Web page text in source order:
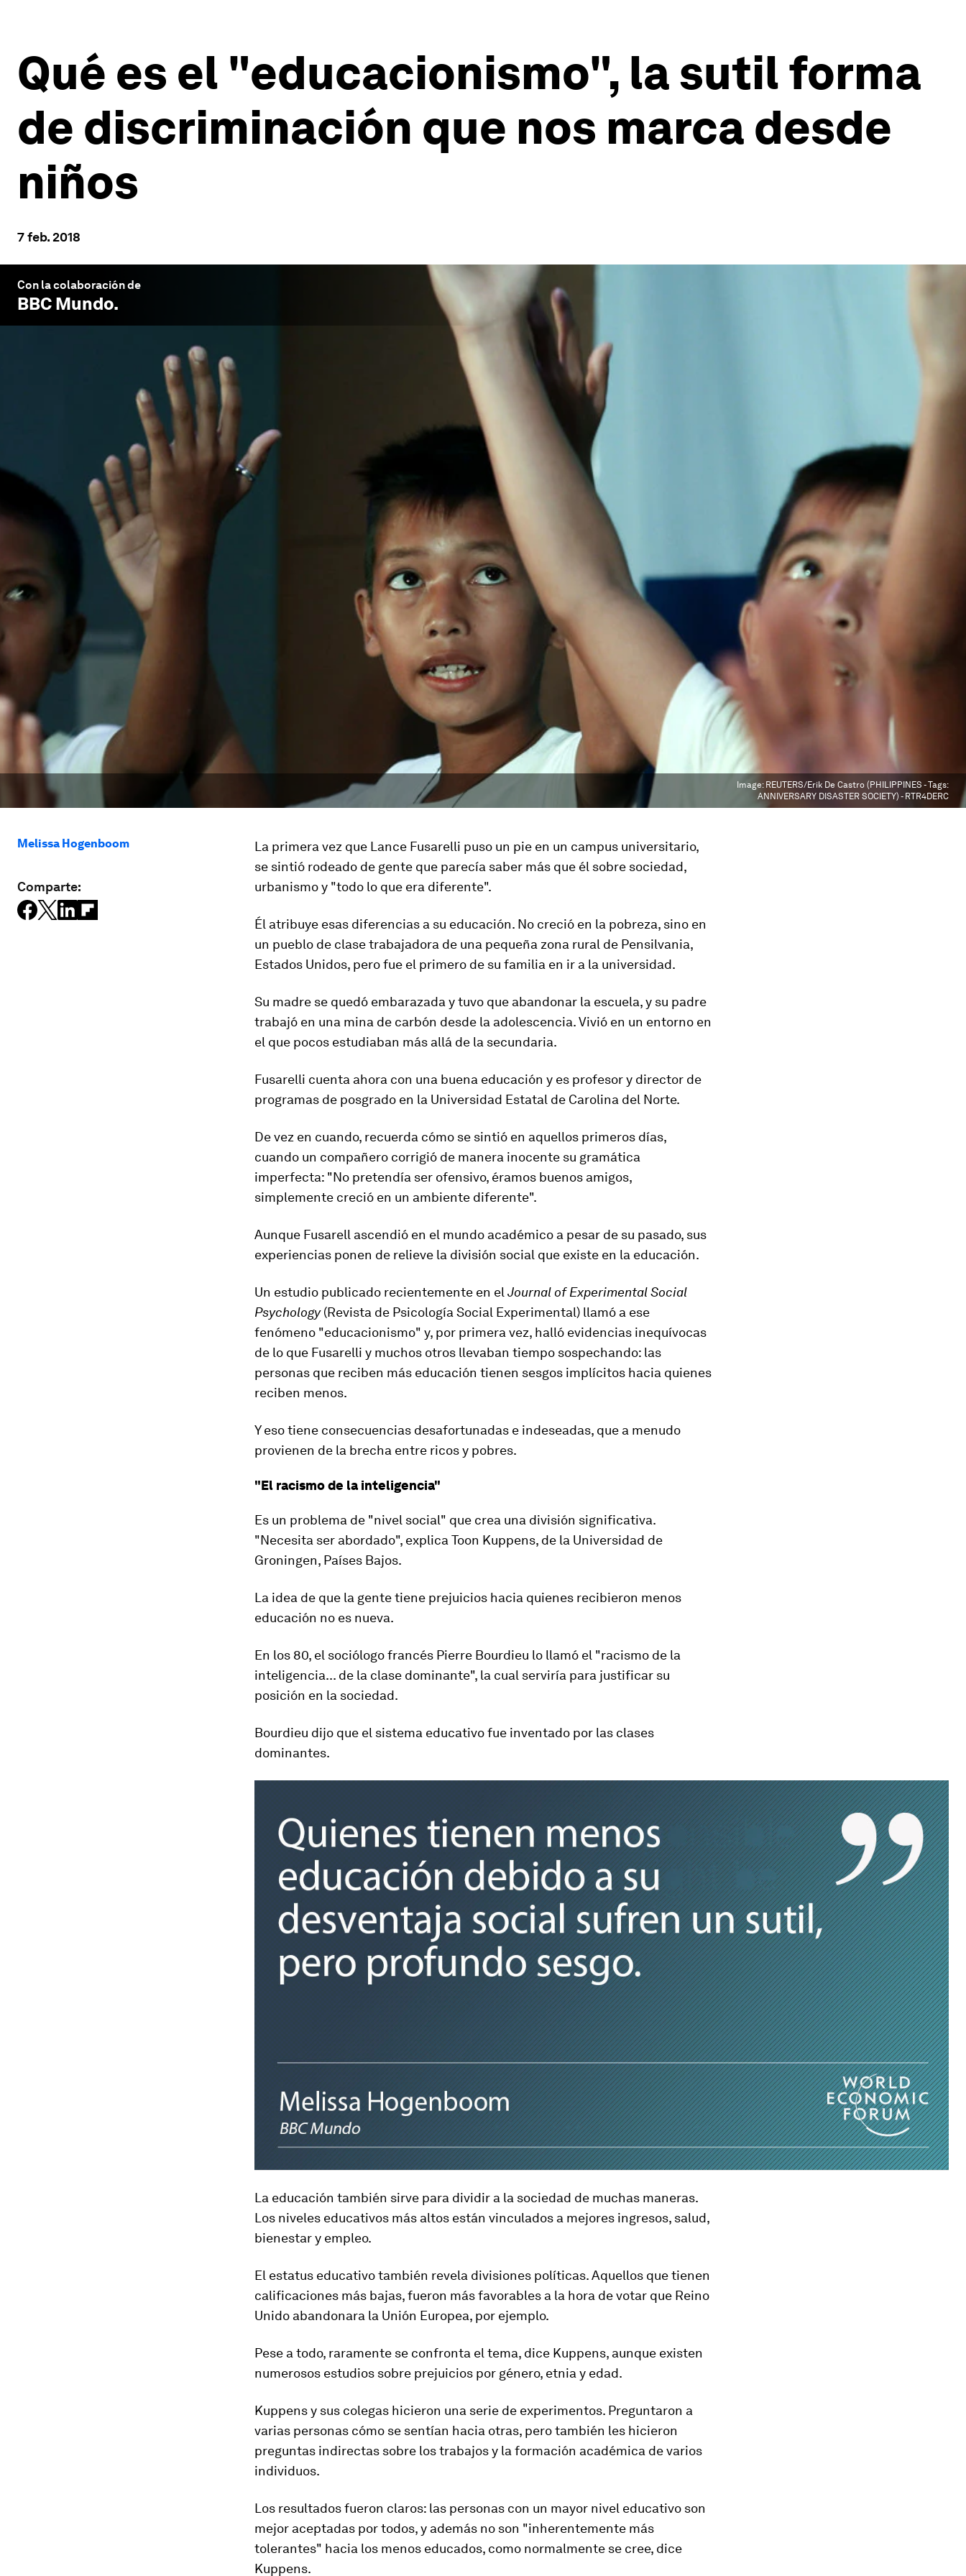
Qué es el "educacionismo", la sutil forma
de discriminación que nos marca desde
niños
7 feb. 2018
Con la colaboración de
BBC Mundo.
Image: REUTERS/Erik De Castro (PHILIPPINES - Tags:
ANNIVERSARY DISASTER SOCIETY) - RTR4DERC
Melissa Hogenboom
Comparte:
La primera vez que Lance Fusarelli puso un pie en un campus universitario,
se sintió rodeado de gente que parecía saber más que él sobre sociedad,
urbanismo y "todo lo que era diferente".
Él atribuye esas diferencias a su educación. No creció en la pobreza, sino en
un pueblo de clase trabajadora de una pequeña zona rural de Pensilvania,
Estados Unidos, pero fue el primero de su familia en ir a la universidad.
Su madre se quedó embarazada ytuvo que abandonar la escuela, y su padre
trabajó en una mina de carbón desde la adolescencia. Vivió en un entorno en
el que pocos estudiaban más allá de la secundaria.
Fusarelli cuenta ahora con una buena educación y es profesor y director de
programas de posgrado en la Universidad Estatal de Carolina del Norte.
De vez en cuando, recuerda cómo se sintió en aquellos primeros días,
cuando un compañero corrigió de manera inocente su gramática
imperfecta: "No pretendía ser ofensivo, éramos buenos amigos,
simplemente creció en un ambiente diferente".
Aunque Fusarell ascendió en el mundo académico a pesar de su pasado, sus
experiencias ponen de relieve la división social que existe en la educación.
Un estudio publicado recientemente en el Journal of Experimental Social
Psychology(Revista de Psicología Social Experimental) llamó a ese
fenómeno "educacionismo" y, por primera vez, halló evidencias inequívocas
de lo que Fusarelli y muchos otros llevaban tiempo sospechando: las
personas que reciben más educación tienen sesgos implícitos hacia quienes
reciben menos.
Y eso tiene consecuencias desafortunadas e indeseadas, que a menudo
provienen de la brecha entre ricos y pobres.
"El racismo de la inteligencia"
Es un problema de "nivel social" que crea una división significativa.
"Necesita ser abordado", explica Toon Kuppens, de la Universidad de
Groningen, Países Bajos.
La idea de que la gente tiene prejuicios hacia quienes recibieron menos
educación no es nueva.
En los 80, el sociólogo francés Pierre Bourdieu lo llamó el "racismo de la
inteligencia... de la clase dominante", la cual serviría para justificar su
posición en la sociedad.
Bourdieu dijo que el sistema educativo fue inventado por las clases
dominantes.
La educación también sirve para dividir a la sociedad de muchas maneras.
Los niveles educativos más altos están vinculados a mejores ingresos, salud,
bienestar y empleo.
El estatus educativo también revela divisiones políticas. Aquellos que tienen
calificaciones más bajas, fueron más favorables a la hora de votar que Reino
Unido abandonara la Unión Europea, por ejemplo.
Pese a todo, raramente se confronta el tema, dice Kuppens, aunque existen
numerosos estudios sobre prejuicios por género, etnia y edad.
Kuppens y sus colegas hicieron una serie de experimentos. Preguntaron a
varias personas cómo se sentían hacia otras, pero también les hicieron
preguntas indirectas sobre los trabajos y la formación académica de varios
individuos.
Los resultados fueron claros: las personas con un mayor nivel educativo son
mejor aceptadas por todos, y además no son "inherentemente más
tolerantes" hacia los menos educados, como normalmente se cree, dice
Kuppens.